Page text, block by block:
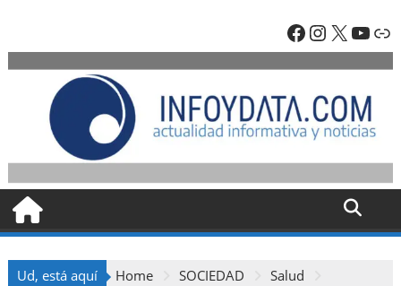
content
Facebook
X
Ud, está aquí Home SOCIEDAD
Salud